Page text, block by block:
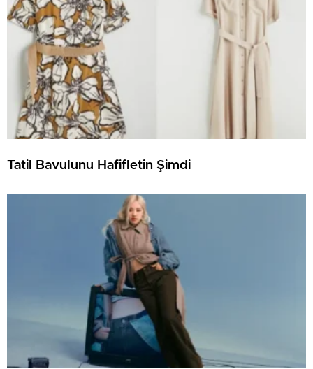
Tatil Bavulunu Hafifletin Şimdi